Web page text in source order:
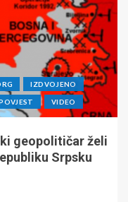
IZDVOJENO
VIDEO
geopolitičar želi
Srpsku